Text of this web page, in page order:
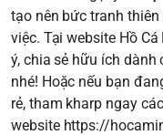
tạo nên bức tranh
việc. Tại website Hồ
ý, chia sẻ hữu ích
nhé! Hoặc nếu bạn
rẻ, tham kharp ngay
website https://